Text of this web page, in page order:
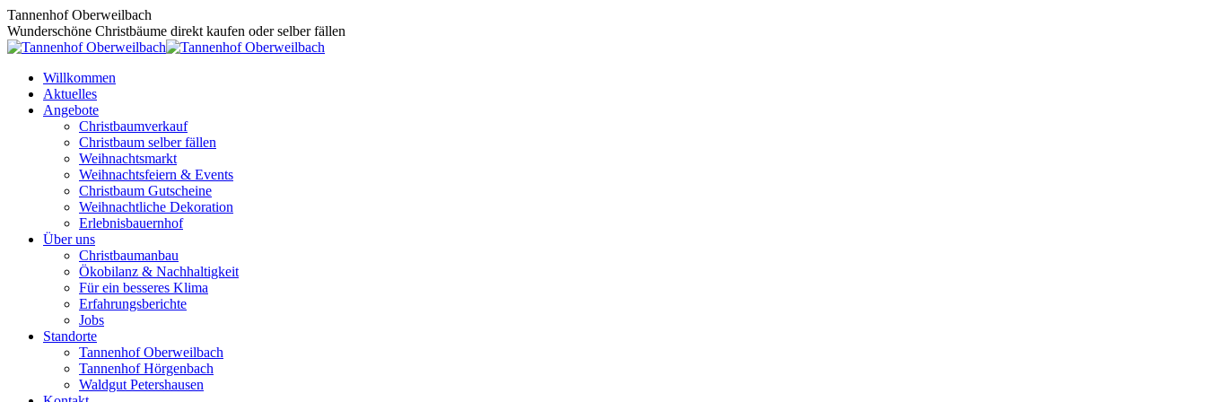
Zum
Inhalt
springen
Tannenhof Oberweilbach
Wunderschöne Christbäume direkt kaufen oder selber fällen
Willkommen
Aktuelles
Angebote
Christbaumverkauf
Christbaum selber fällen
Weihnachtsmarkt
Weihnachtsfeiern & Events
Christbaum Gutscheine
Weihnachtliche Dekoration
Erlebnisbauernhof
Über uns
Christbaumanbau
Ökobilanz & Nachhaltigkeit
Für ein besseres Klima
Erfahrungsberichte
Jobs
Standorte
Tannenhof Oberweilbach
Tannenhof Hörgenbach
Waldgut Petershausen